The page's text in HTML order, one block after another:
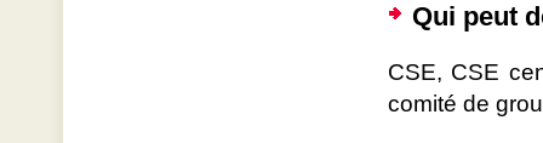
Qui peut
CSE, CSE
comité de